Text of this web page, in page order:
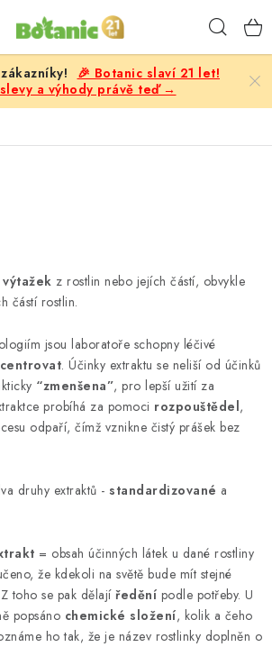
Věrnostní program
🎉 Botanic slaví 21 let!
a výhody právě teď →
výtažek z rostlin nebo jejích částí, obvykle
částí rostlin.
jsou laboratoře schopny léčivé
. Účinky extraktu se neliší od účinků
“zmenšena”, pro lepší užití za
probíhá za pomoci rozpouštědel,
odpaří, čímž vznikne čistý prášek bez
druhy extraktů - standardizované a
= obsah účinných látek u dané rostliny
že kdekoli na světě bude mít stejné
toho se pak dělají ředění podle potřeby. U
popsáno chemické složení, kolik a čeho
ho tak, že je název rostlinky doplněn o